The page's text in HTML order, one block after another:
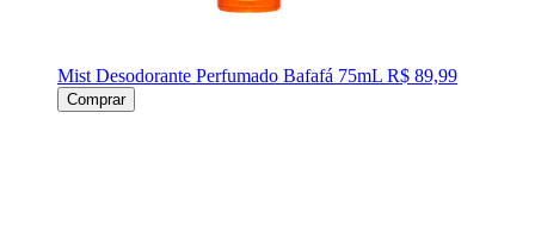
Mist Desodorante Perfumado Bafafá 75mL R$ 89,99
Comprar